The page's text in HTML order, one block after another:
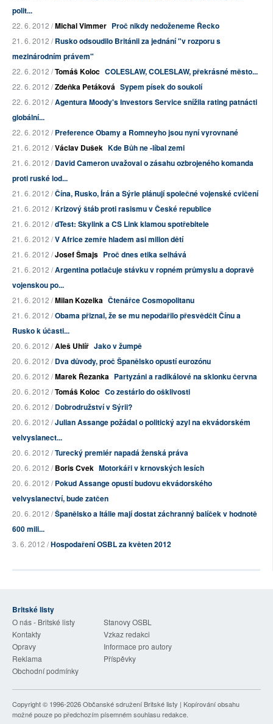
polit...
22. 6. 2012 /Michal Vimmer Proč nikdy nedoženeme Řecko
21. 6. 2012 /Rusko odsoudilo Británii za jednání "v rozporu s
mezinárodním právem"
22. 6. 2012 /Tomáš Koloc COLESLAW, COLESLAW, překrásné město...
22. 6. 2012 /Zdeňka Petáková Sypem písek do soukolí
22. 6. 2012 /Agentura Moody's Investors Service snížila rating patnácti
globální...
22. 6. 2012 /Preference Obamy a Romneyho jsou nyní vyrovnané
21. 6. 2012 /Václav Dušek Kde Bůh ne -líbal zemi
21. 6. 2012 /David Cameron uvažoval o zásahu ozbrojeného komanda
proti ruské lod...
21. 6. 2012 /Čína, Rusko, Írán a Sýrie plánují společné vojenské cvičení
21. 6. 2012 /Krizový štáb proti rasismu v České republice
21. 6. 2012 /dTest: Skylink a CS Link klamou spotřebitele
21. 6. 2012 /V Africe zemře hladem asi milion dětí
21. 6. 2012 /Josef Šmajs Proč dnes etika selhává
21. 6. 2012 /Argentina potlačuje stávku v ropném průmyslu a dopravě
vojenskou po...
21. 6. 2012 /Milan Kozelka Čtenářce Cosmopolitanu
21. 6. 2012 /Obama přiznal, že se mu nepodařilo přesvědčit Čínu a
Rusko k účasti...
20. 6. 2012 /Aleš Uhlíř Jako v žumpě
20. 6. 2012 /Dva důvody, proč Španělsko opustí eurozónu
20. 6. 2012 /Marek Řezanka Partyzáni a radikálové na sklonku června
20. 6. 2012 /Tomáš Koloc Co zestárlo do ošklivosti
20. 6. 2012 /Dobrodružství v Sýrii?
20. 6. 2012 /Julian Assange požádal o politický azyl na ekvádorském
velvyslanect...
20. 6. 2012 /Turecký premiér napadá ženská práva
20. 6. 2012 /Boris Cvek Motorkáři v krnovských lesích
20. 6. 2012 /Pokud Assange opustí budovu ekvádorského
velvyslanectví, bude zatčen
20. 6. 2012 /Španělsko a Itálie mají dostat záchranný balíček v hodnotě
600 mili...
3. 6. 2012 /Hospodaření OSBL za květen 2012
Britské listy
O nás - Britské listy
Stanovy OSBL
Kontakty
Vzkaz redakci
Opravy
Informace pro autory
Reklama
Příspěvky
Obchodní podmínky
Copyright © 1996-2026Občanské sdružení Britské listy | Kopírování obsahu
možné pouze po předchozím písemném souhlasu redakce.